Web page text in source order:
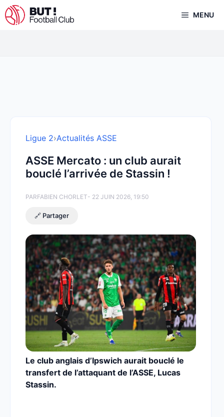
Aller
au
MENU
Ligue 2›Actualités ASSE
ASSE Mercato : un club aurait
bouclé l’arrivée de Stassin !
PARFABIEN CHORLET- 22 JUIN 2026, 19:50
🔗 Partager
Le club anglais d’Ipswich aurait bouclé le
transfert de l’attaquant de l’ASSE, Lucas
Stassin.